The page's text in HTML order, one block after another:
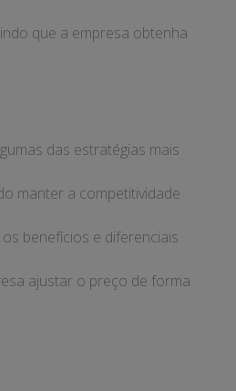
que a empresa obtenha
das estratégias mais
manter a competitividade
benefícios e diferenciais
ajustar o preço de forma